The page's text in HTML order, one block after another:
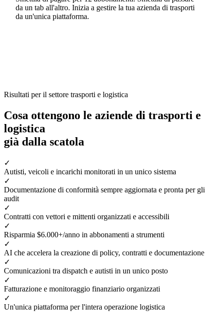
da un tab all'altro. Inizia a gestire la tua azienda di trasporti
da un'unica piattaforma.
Risultati per il settore trasporti e logistica
Cosa ottengono le aziende di trasporti e
logistica
già dalla scatola
✓
Autisti, veicoli e incarichi monitorati in un unico sistema
✓
Documentazione di conformità sempre aggiornata e pronta per gli
audit
✓
Contratti con vettori e mittenti organizzati e accessibili
✓
Risparmia $6.000+/anno in abbonamenti a strumenti
✓
AI che accelera la creazione di policy, contratti e documentazione
✓
Comunicazioni tra dispatch e autisti in un unico posto
✓
Fatturazione e monitoraggio finanziario organizzati
✓
Un'unica piattaforma per l'intera operazione logistica